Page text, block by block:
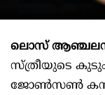
ലൊസ്
സ്ത്രീയുടെ
ജോൺസൺ